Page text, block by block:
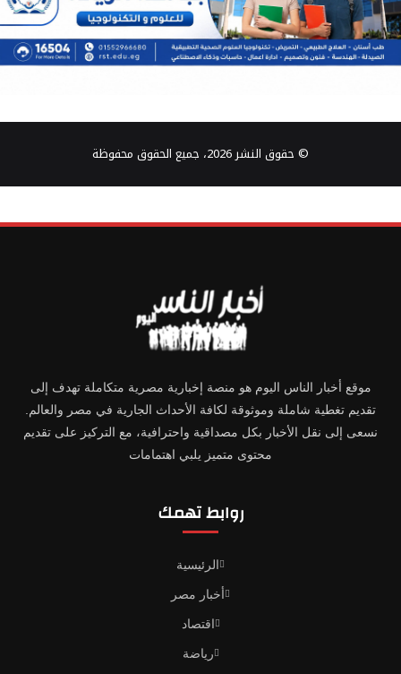
© حقوق النشر 2026، جميع الحقوق محفوظة
موقع أخبار الناس اليوم هو منصة إخبارية مصرية متكاملة تهدف إلى
تقديم تغطية شاملة وموثوقة لكافة الأحداث الجارية في مصر والعالم.
نسعى إلى نقل الأخبار بكل مصداقية واحترافية، مع التركيز على تقديم
محتوى متميز يلبي اهتمامات
روابط تهمك
الرئيسية
أخبار مصر
اقتصاد
رياضة